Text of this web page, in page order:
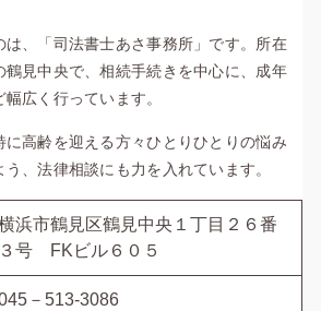
は、「司法書士あさ事務所」です。所在
鶴見中央で、相続手続きを中心に、成年
広く行っています。
高齢を迎える方々ひとりひとりの悩み
、法律相談にも力を入れています。
浜市鶴見区鶴見中央１丁目２６番
３号 FKビル６０５
－513-3086